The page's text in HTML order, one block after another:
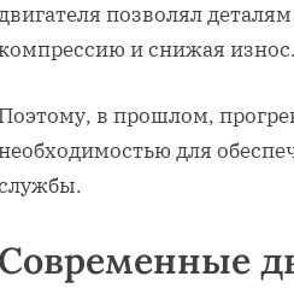
позволял
и снижая износ.
Поэтому, в прошлом,
для
Современные